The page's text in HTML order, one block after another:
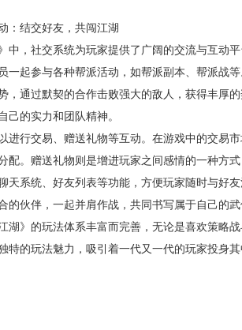
：结交好友，共闯江湖
中，社交系统为玩家提供了广阔的交流与互动
一起参与各种帮派活动，如帮派副本、帮派战
，通过默契的合作击败强大的敌人，获得丰厚
己的实力和团队精神。
进行交易、赠送礼物等互动。在游戏中的交易
配。赠送礼物则是增进玩家之间感情的一种方
天系统、好友列表等功能，方便玩家随时与好
的伙伴，一起并肩作战，共同书写属于自己的武
湖》的玩法体系丰富而完善，无论是喜欢策略
特的玩法魅力，吸引着一代又一代的玩家投身